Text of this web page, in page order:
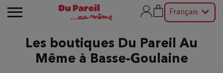
Français
Les boutiques Du Pareil Au
Même à Basse-Goulaine